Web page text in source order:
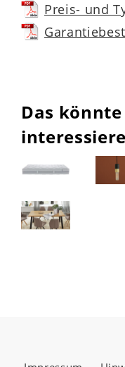
Preis- und
Das könnte